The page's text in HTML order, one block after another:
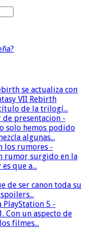
se actualiza con
VII Rebirth
de la trilogí...
de presentacion -
solo hemos podido
algunas...
los rumores -
rumor surgido en la
que a...
de ser canon toda su
PlayStation 5 -
Con un aspecto de
filmes...